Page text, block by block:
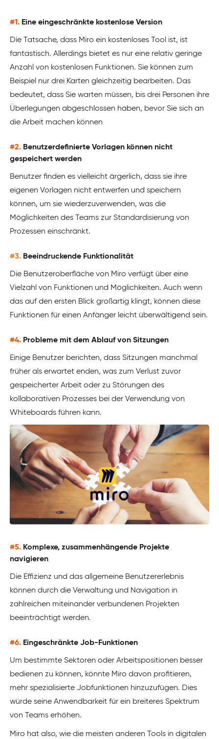
#1. Eine eingeschränkte kostenlose Version
Die Tatsache, dass Miro ein kostenloses Tool ist, ist
fantastisch. Allerdings bietet es nur eine relativ geringe
Anzahl von kostenlosen Funktionen. Sie können zum
Beispiel nur drei Karten gleichzeitig bearbeiten. Das
bedeutet, dass Sie warten müssen, bis drei Personen ihre
Überlegungen abgeschlossen haben, bevor Sie sich an
die Arbeit machen können
#2. Benutzerdefinierte Vorlagen können nicht
gespeichert werden
Benutzer finden es vielleicht ärgerlich, dass sie ihre
eigenen Vorlagen nicht entwerfen und speichern
können, um sie wiederzuverwenden, was die
Möglichkeiten des Teams zur Standardisierung von
Prozessen einschränkt.
#3. Beeindruckende Funktionalität
Die Benutzeroberfläche von Miro verfügt über eine
Vielzahl von Funktionen und Möglichkeiten. Auch wenn
das auf den ersten Blick großartig klingt, können diese
Funktionen für einen Anfänger leicht überwältigend sein.
#4. Probleme mit dem Ablauf von Sitzungen
Einige Benutzer berichten, dass Sitzungen manchmal
früher als erwartet enden, was zum Verlust zuvor
gespeicherter Arbeit oder zu Störungen des
kollaborativen Prozesses bei der Verwendung von
Whiteboards führen kann.
#5. Komplexe, zusammenhängende Projekte
navigieren
Die Effizienz und das allgemeine Benutzererlebnis
können durch die Verwaltung und Navigation in
zahlreichen miteinander verbundenen Projekten
beeinträchtigt werden.
#6. Eingeschränkte Job-Funktionen
Um bestimmte Sektoren oder Arbeitspositionen besser
bedienen zu können, könnte Miro davon profitieren,
mehr spezialisierte Jobfunktionen hinzuzufügen. Dies
würde seine Anwendbarkeit für ein breiteres Spektrum
von Teams erhöhen.
Miro hat also, wie die meisten anderen Tools in digitalen